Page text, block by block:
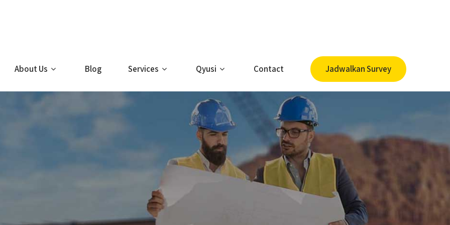
About Us Blog Services Qyusi Contact Jadwalkan Survey